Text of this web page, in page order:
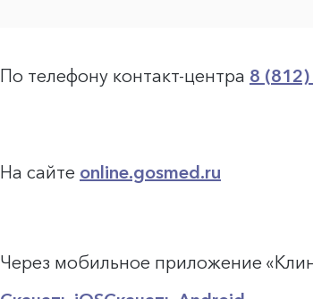
По телефону контакт-центра 8
На сайте online.gosmed.ru
Через мобильное приложение